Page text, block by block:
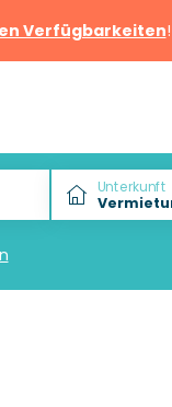
Verfügbarkeiten!
Unterkunft